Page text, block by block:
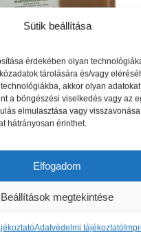
Sütik beállítása
érdekében olyan
tárolására és/vagy
akkor olyan
a böngészési viselkedés vagy az
elmulasztása vagy
hátrányosan érinthet.
Elfogadom
Beállítások megtekintése
Adatvédelmi tájékoztató
szappan tömb 140g